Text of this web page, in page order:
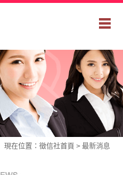
現在位置： 徵信社首頁 > 最新消息